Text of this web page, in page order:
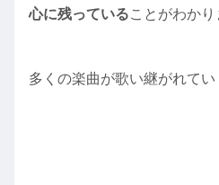
心に残っていることがわかり
多くの楽曲が歌い継がれてい